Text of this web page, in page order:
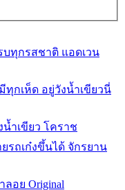
ทุกรสชาติ แอดเวน
ทุกเห็ด อยู่วังน้ำเขียวนี่
ำเขียว โคราช
รถเก๋งขึ้นได้ จักรยาน
อย Original